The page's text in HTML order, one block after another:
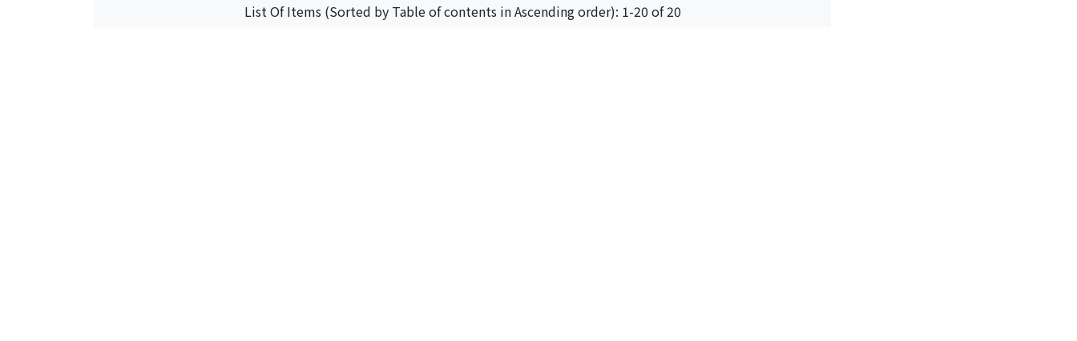
List Of Items (Sorted by Table of contents in Ascending order): 1-20 of 20